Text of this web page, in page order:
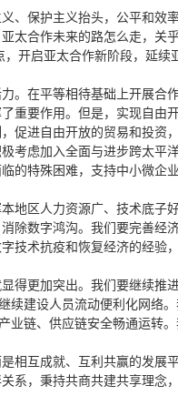
保护主义抬头，公平和效
合作未来的路怎么走，关
启亚太合作新阶段，延续
在平等相待基础上开展合
要作用。但是，实现自由
促进自由开放的贸易和投资
考虑加入全面与进步跨太平
的特殊困难，支持中小微企
区人力资源广、技术底子
数字鸿沟。我们要完善经
技术抗疫和恢复经济的经验
更加突出。我们要继续推
建设人员流动便利化网络
链、供应链安全畅通运转
互成就、互利共赢的发展
系，秉持共商共建共享理念